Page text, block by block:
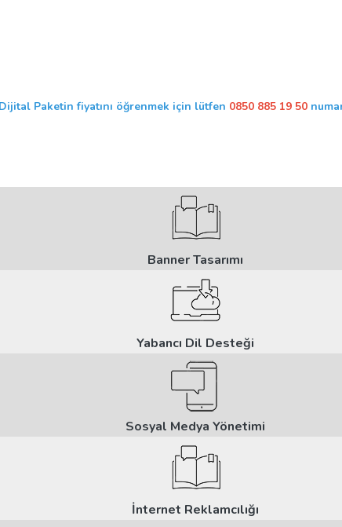
Paketin fiyatını öğrenmek için lütfen 0850 885 19 50
Banner Tasarımı
Yabancı Dil Desteği
Sosyal Medya Yönetimi
İnternet Reklamcılığı